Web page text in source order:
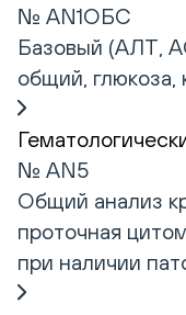
№ AN1ОБС
Базовый (АЛТ,
общий, глюкоза,
№ AN5
Общий анализ
проточная
при наличии